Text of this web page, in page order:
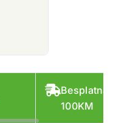
Besplatna
100KM